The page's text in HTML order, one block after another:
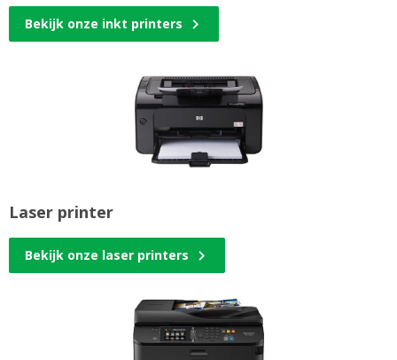
Bekijk onze inkt printers
Laser printer
Bekijk onze laser printers